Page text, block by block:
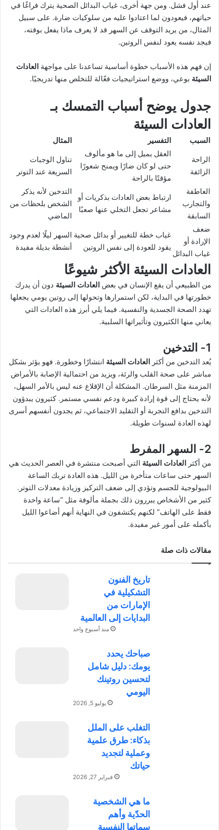
عند أول فشل. ومن جهة أخرى، غياب البدائل الصحية يترك فراغًا في
حياتهم، فيعودون لما اعتادوا عليه من سلوكيات ضارة. على سبيل
المثال، من يريد التوقف عن السهر قد لا يعرف ماذا يفعل بوقته،
فيجد نفسه يعود لنفس الروتين.
إن فهم هذه الأسباب خطوة أساسية تساعدنا على مواجهة العادات
السيئة بوعي، ووضع استراتيجيات فعّالة للتخلص منها تدريجيًا.
جدول يوضح أسباب التمسك بـ
العادات السيئة
السبب التفسير المثال
الراحة
الزائفة
العقل يميل إلى ما هو مألوف
حتى لو كان ضارًا ويمنح شعورًا
مؤقتًا بالراحة
تناول الوجبات
السريعة عند التوتر
العاطفة
والتجارب
السابقة
ارتباط بعض العادات بذكريات أو
مشاعر تجعل التخلي عنها صعبًا
التدخين لأنه يذكر
الشخص بلحظات من
الماضي
ضعف
الإرادة أو
غياب البدائل
غياب خطة للتغيير أو بدائل صحية
يقود للعودة إلى نفس الروتين
السهر ليلًا لعدم وجود
أنشطة بديلة مفيدة
العادات السيئة الأكثر شيوعًا
من الطبيعي أن يقع الإنسان في بعض العادات السيئة دون أن يدرك
خطورتها في البداية، لكن استمرارها وتحولها إلى روتين يومي يجعلها
تهدد الصحة الجسدية والنفسية. فيما يلي أبرز هذه العادات التي
يعاني منها الكثيرون وتأثيراتها السلبية.
1- التدخين
يُعد التدخين من أكثر العادات السيئة انتشارًا وخطورة. فهو يؤثر بشكل
مباشر على صحة القلب والرئة، ويزيد من احتمالية الإصابة بالأمراض
المزمنة مثل السرطان. المشكلة أن الإقلاع عنه ليس بالأمر السهل،
لأنه يحتاج إلى قوة إرادة كبيرة ودعم نفسي مستمر. كثيرون يبدؤون
التدخين بدافع التجربة أو التقليد الاجتماعي، ثم يجدون أنفسهم أسرى
لهذه العادة لسنوات طويلة.
2- السهر المفرط
من أكثر العادات السيئة التي أصبحت منتشرة في العصر الحديث هي
السهر حتى ساعات متأخرة من الليل. هذه العادة تربك الساعة
البيولوجية للجسم وتؤدي إلى ضعف التركيز وزيادة معدلات التوتر.
كثير من الأشخاص يبررون ذلك بجملة مألوفة مثل “ساعة واحدة
فقط على الهاتف” لكنهم يكتشفون في النهاية أنهم أضاعوا الليل
بأكمله على أمور غير مفيدة.
مقالات ذات صلة
تاريخ الفنون
التشكيلية في
الإمارات من
البدايات إلى العالمية
منذ أسبوع واحد
صباحك يحدد
يومك: دليل شامل
لتحسين روتينك
اليومي
يوليو 5, 2026
التغلب على الملل
بذكاء: طرق علمية
وعملية لتجديد
حياتك
فبراير 27, 2026
ما هي الشخصية
الحدّية وأهم
سماتها النفسية